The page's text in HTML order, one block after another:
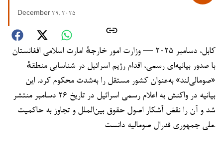
December 29, 2025
کابل، دسامبر ۲۰۲۵ — وزارت امور خارجهٔ امارت اسلامی افغانستان
با صدور بیانیه‌ای رسمی، اقدام رژیم اسرائیل در شناسایی منطقهٔ
«صومالی‌لند» به‌عنوان کشور مستقل را به‌شدت محکوم کرد. این
بیانیه در واکنش به اعلام رسمی اسرائیل در تاریخ ۲۶ دسامبر منتشر
شد و آن را نقض آشکار اصول حقوق بین‌الملل و تجاوز به حاکمیت
ملی جمهوری فدرال صومالیه دانست.